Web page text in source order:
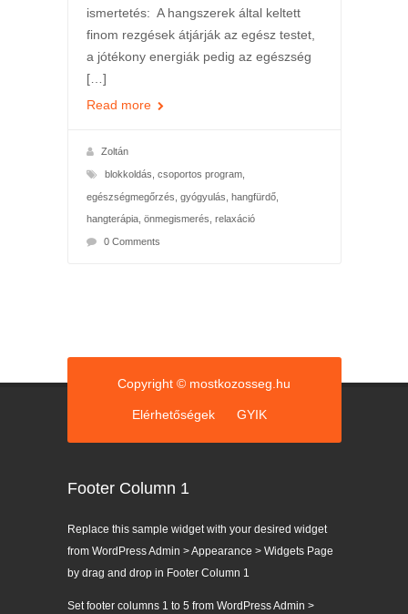
ismertetés: A hangszerek által keltett
finom rezgések átjárják az egész testet,
a jótékony energiák pedig az egészség
[…]
Read more
Zoltán
blokkoldás csoportos program,
egészségmegőrzés gyógyulás hangfürdő,
hangterápia, önmegismerés relaxáció
0 Comments
Copyright © mostkozosseg.hu
Elérhetőségek GYIK
Footer Column 1
Replace this sample widget with your desired widget
from WordPress Admin > Appearance > Widgets Page
by drag and drop in Footer Column 1
Set footer columns 1 to 5 from WordPress Admin >